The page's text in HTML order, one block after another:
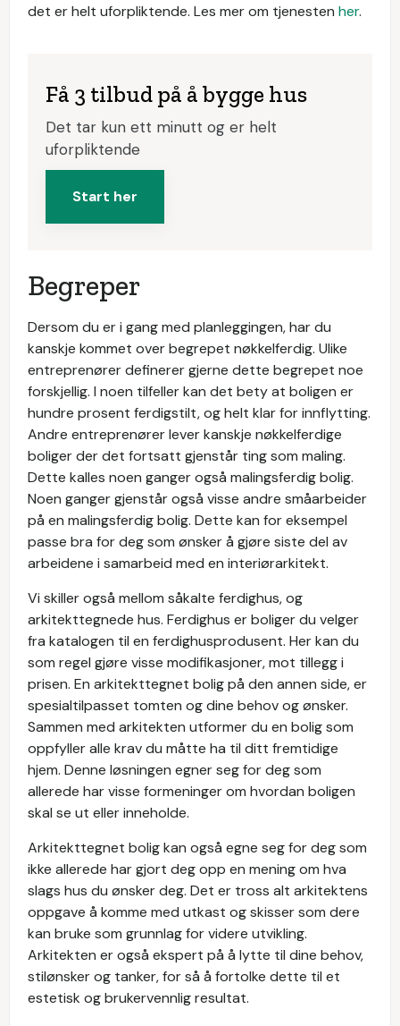
det er helt uforpliktende. Les mer om tjenesten her.
Få 3 tilbud på å bygge hus
Det tar kun ett minutt og er helt
uforpliktende
Start her
Begreper
Dersom du er i gang med planleggingen, har du
kanskje kommet over begrepet nøkkelferdig. Ulike
entreprenører definerer gjerne dette begrepet noe
forskjellig. I noen tilfeller kan det bety at boligen er
hundre prosent ferdigstilt, og helt klar for innflytting.
Andre entreprenører lever kanskje nøkkelferdige
boliger der det fortsatt gjenstår ting som maling.
Dette kalles noen ganger også malingsferdig bolig.
Noen ganger gjenstår også visse andre småarbeider
på en malingsferdig bolig. Dette kan for eksempel
passe bra for deg som ønsker å gjøre siste del av
arbeidene i samarbeid med en interiørarkitekt.
Vi skiller også mellom såkalte ferdighus, og
arkitekttegnede hus. Ferdighus er boliger du velger
fra katalogen til en ferdighusprodusent. Her kan du
som regel gjøre visse modifikasjoner, mot tillegg i
prisen. En arkitekttegnet bolig på den annen side, er
spesialtilpasset tomten og dine behov og ønsker.
Sammen med arkitekten utformer du en bolig som
oppfyller alle krav du måtte ha til ditt fremtidige
hjem. Denne løsningen egner seg for deg som
allerede har visse formeninger om hvordan boligen
skal se ut eller inneholde.
Arkitekttegnet bolig kan også egne seg for deg som
ikke allerede har gjort deg opp en mening om hva
slags hus du ønsker deg. Det er tross alt arkitektens
oppgave å komme med utkast og skisser som dere
kan bruke som grunnlag for videre utvikling.
Arkitekten er også ekspert på å lytte til dine behov,
stilønsker og tanker, for så å fortolke dette til et
estetisk og brukervennlig resultat.